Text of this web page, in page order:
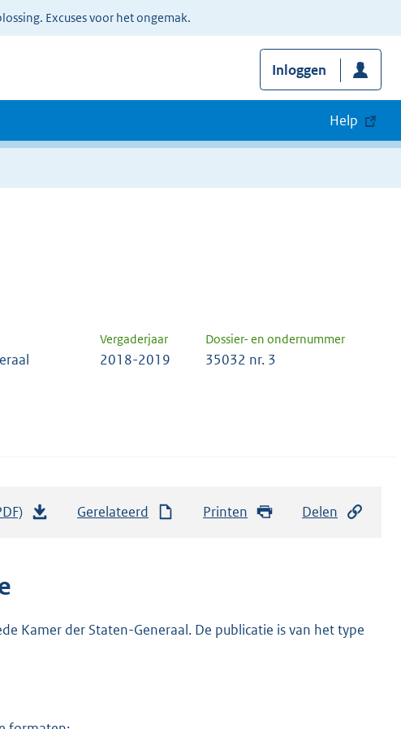
Excuses voor het ongemak.
Inloggen
Help
Vergaderjaar Dossier- en ondernummer
2018-2019 35032 nr. 3
n
Gerelateerd Printen Delen
Kamer der Staten-Generaal. De publicatie is van het type